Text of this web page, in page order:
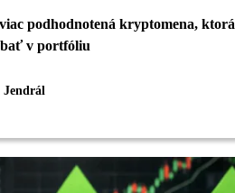
podhodnotená kryptomena, ktorá
v portfóliu